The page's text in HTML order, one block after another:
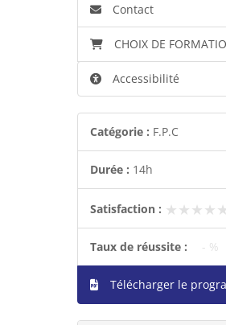
Contact
CHOIX DE
Accessibilité
Catégorie : F.P.C
Durée : 14h
Satisfaction :
Taux de réussite : - %
Télécharger le